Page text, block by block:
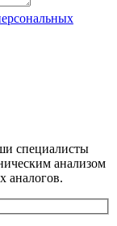
специалисты
анализом
аналогов.